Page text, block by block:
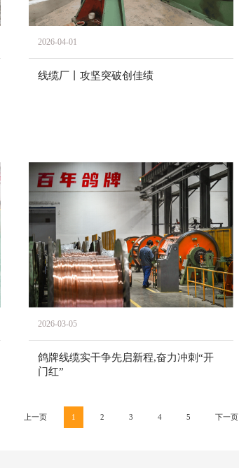
2026-04-01
线缆厂丨攻坚突破创佳绩
2026-03-05
鸽牌线缆实干争先启新程,奋力冲刺“开
门红”
上一页 1 2 3 4 5 下一页